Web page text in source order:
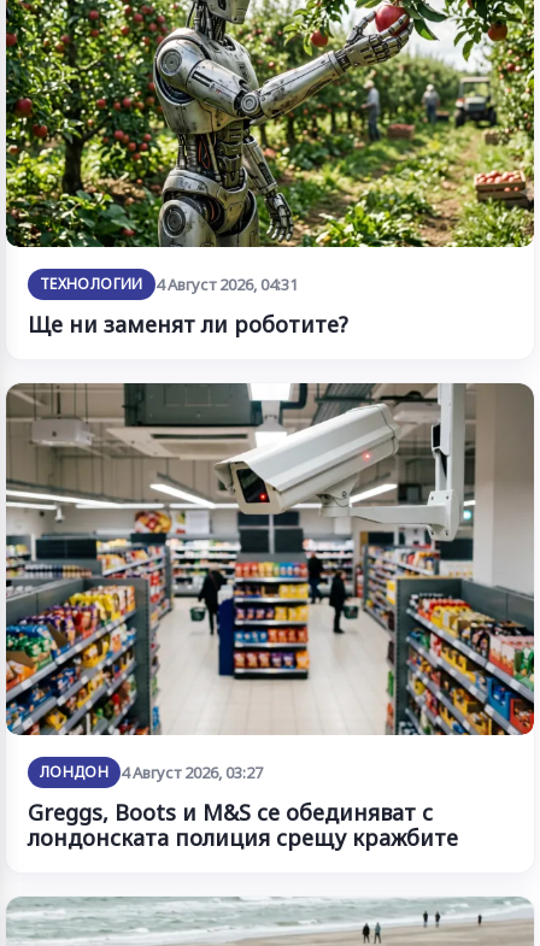
ТЕХНОЛОГИИ 4 Август 2026, 04:31
Ще ни заменят ли роботите?
ЛОНДОН 4 Август 2026, 03:27
Greggs, Boots и M&S се обединяват с
лондонската полиция срещу кражбите